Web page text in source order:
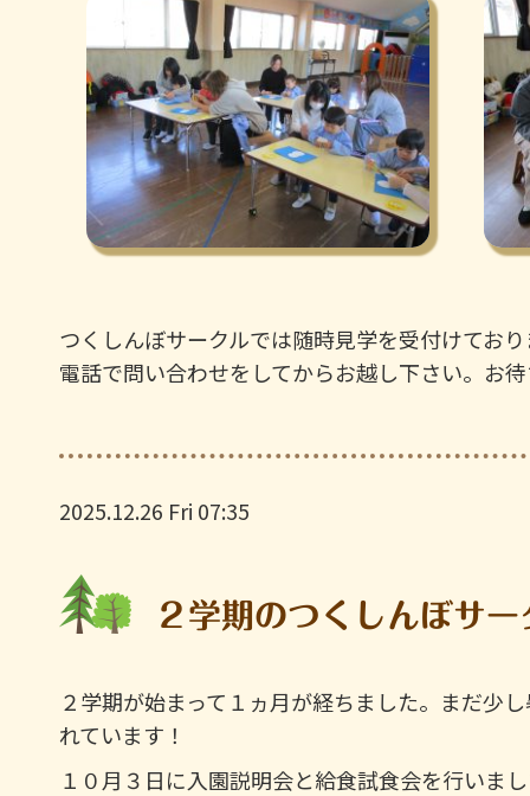
つくしんぼサークルでは随時見学を受付けてお
電話で問い合わせをしてからお越し下さい。お
2025.12.26 Fri 07:35
２学期のつくしんぼサ
２学期が始まって１ヵ月が経ちました。まだ少
れています！
１０月３日に入園説明会と給食試食会を行いま